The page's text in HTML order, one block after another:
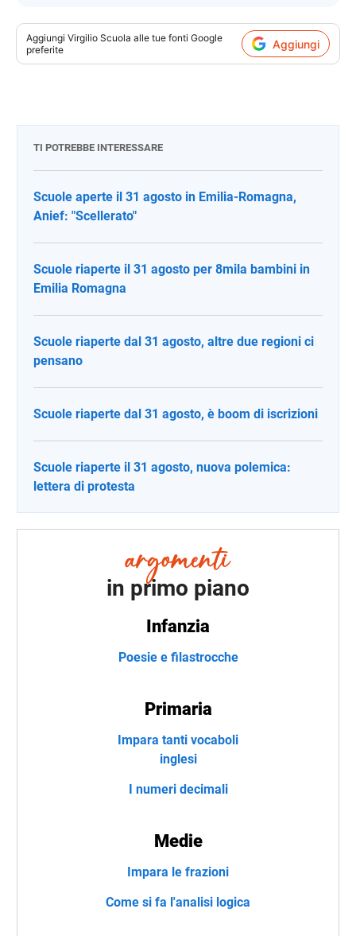
Aggiungi Virgilio Scuola alle tue fonti Google
preferite
Aggiungi
TI POTREBBE INTERESSARE
Scuole aperte il 31 agosto in Emilia-Romagna,
Anief: "Scellerato"
Scuole riaperte il 31 agosto per 8mila bambini in
Emilia Romagna
Scuole riaperte dal 31 agosto, altre due regioni ci
pensano
Scuole riaperte dal 31 agosto, è boom di iscrizioni
Scuole riaperte il 31 agosto, nuova polemica:
lettera di protesta
in primo piano
Infanzia
Poesie e filastrocche
Primaria
Impara tanti vocaboli
inglesi
I numeri decimali
Medie
Impara le frazioni
Come si fa l'analisi logica